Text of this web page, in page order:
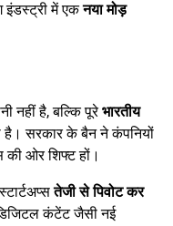
इंडस्ट्री में एकनया मोड़
नहीं है, बल्कि पूरेभारतीय
है। सरकार के बैन ने कंपनियों
की ओर शिफ्ट हों।
तेजी से पिवोट कर
कंटेंट जैसी नई